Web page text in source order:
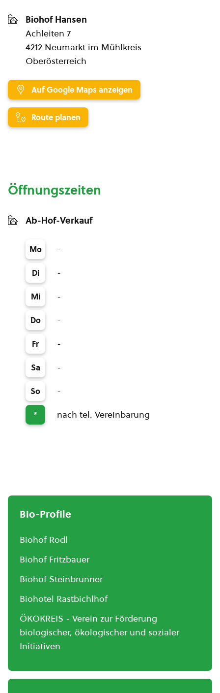
Biohof Hansen
Achleiten 7
4212 Neumarkt im Mühlkreis
Oberösterreich
Auf Google Maps anzeigen
Route planen
Öffnungszeiten
Ab-Hof-Verkauf
Mo -
Di -
Mi -
Do -
Fr -
Sa -
So -
* nach tel. Vereinbarung
Bio-Profile
Biohof Rodl
Biohof Fritzbauer
Biohof Steinbrunner
Biohotel Rastbichlhof
ÖKOKREIS - Verein zur Förderung
biologischer, ökologischer und sozialer
Initiativen